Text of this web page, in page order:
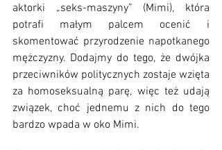
aktorki „seks-maszyny” (Mimi), która
potrafi małym palcem ocenić i
skomentować przyrodzenie napotkanego
mężczyzny. Dodajmy do tego, że dwójka
przeciwników politycznych zostaje wzięta
za homoseksualną parę, więc też udają
związek, choć jednemu z nich do tego
bardzo wpada w oko Mimi.